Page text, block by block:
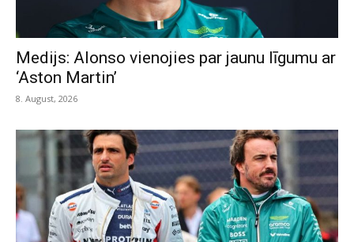
Medijs: Alonso vienojies par jaunu līgumu ar
‘Aston Martin’
8. August, 2026